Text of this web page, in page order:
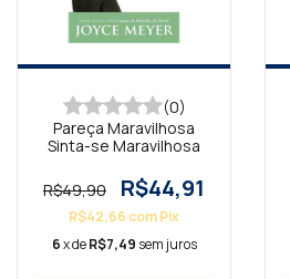
(0)
Pareça Maravilhosa
Sinta-se Maravilhosa
R$49,90 R$44,91
R$42,66 comPix
6x deR$7,49 sem juros